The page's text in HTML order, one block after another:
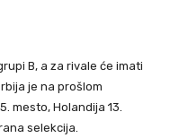
B, a za rivale će imati
je na prošlom
mesto, Holandija 13.
selekcija.